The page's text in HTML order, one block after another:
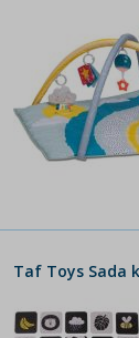
Taf Toys Sada